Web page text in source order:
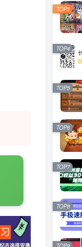
TOP3
TOP4
TOP5
TOP6
TOP7
TOP8